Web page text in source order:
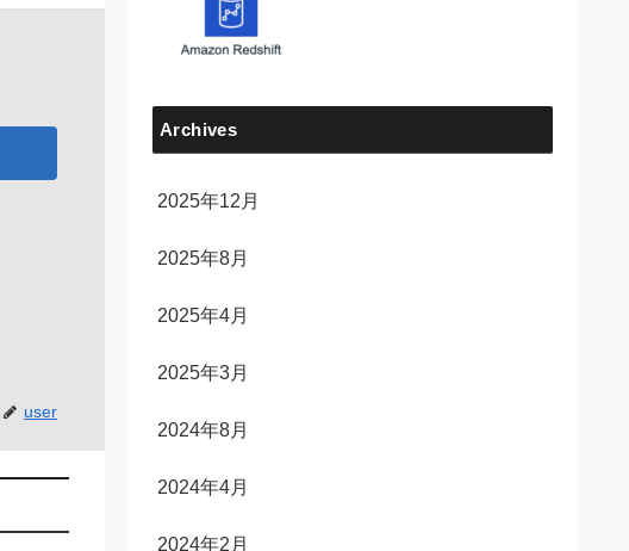
user
Archives
2025年12月
2025年8月
2025年4月
2025年3月
2024年8月
2024年4月
2024年2月